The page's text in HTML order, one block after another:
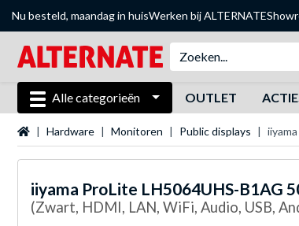
Nu besteld, maandag in huisWerken bij ALTERNATE
Alle categorieën OUTLET
Startpagina
Hardware Monitoren Public displays
iiyama ProLite LH5064UHS-B1AG
(Zwart, HDMI, LAN, WiFi, Audio, USB,